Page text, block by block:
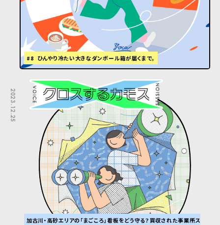
#8 ひんやり冷たい大きなダンボール箱が届くまで。
2023.12.25
加古川・高砂エリアの「まごころ」看板をどう守る？買収された事業所ス